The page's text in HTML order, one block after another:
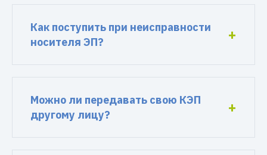
Как поступить при неисправности
носителя ЭП?
Можно ли передавать свою КЭП
другому лицу?